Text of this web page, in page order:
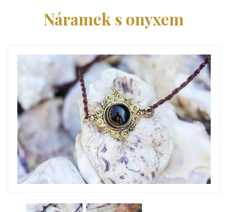
Náramek s onyxem